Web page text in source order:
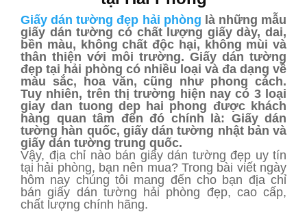
Giấy dán tường đẹp hải phòng là những mẫu
giấy dán tường có chất lượng giấy dày, dai,
bền màu, không chất độc hại, không mùi và
thân thiện với môi trường. Giấy dán tường
đẹp tại hải phòng có nhiều loại và đa dạng về
màu sắc, hoa văn, cũng như phong cách.
Tuy nhiên, trên thị trường hiện nay có 3 loại
giay dan tuong dep hai phong được khách
hàng quan tâm đến đó chính là: Giấy dán
tường hàn quốc, giấy dán tường nhật bản và
giấy dán tường trung quốc.
Vậy, địa chỉ nào bán giấy dán tường đẹp uy tín
tại hải phòng, bạn nên mua? Trong bài viết ngày
hôm nay chúng tôi mang đến cho bạn địa chỉ
bán giấy dán tường hải phòng đẹp, cao cấp,
chất lượng chính hãng.